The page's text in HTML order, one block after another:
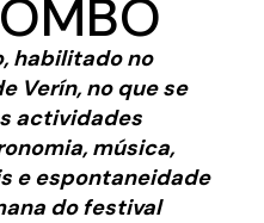
habilitado no
Verín, no que se
actividades
música,
e espontaneidade
do festival